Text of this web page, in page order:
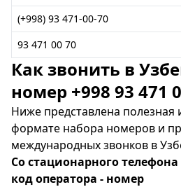
(+998) 93 471-00-70
93 471 00 70
Как звонить в
номер +998 93 471
Ниже представлена
формате набора номеров и
международных звонков в
Со стационарного телефона
код оператора - номер